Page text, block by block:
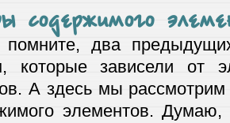
содержимого
два
которые зависели от
А здесь мы
элементов.